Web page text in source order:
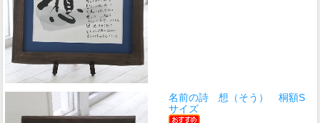
名前の詩 想（そう） 桐額S
サイズ